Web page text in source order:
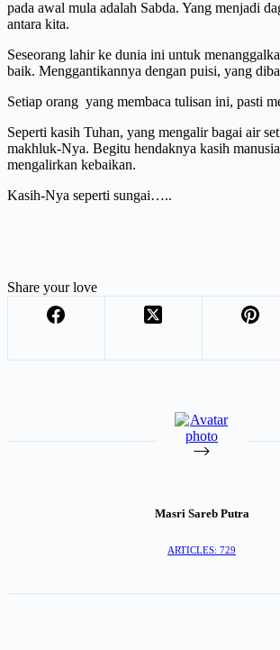
pada awal mula adalah Sabda. Yang menjadi
antara kita.
Seseorang lahir ke dunia ini untuk
baik. Menggantikannya dengan puisi, yang
Setiap orang yang membaca tulisan ini, pasti
Seperti kasih Tuhan, yang mengalir bagai air
makhluk-Nya. Begitu hendaknya kasih
mengalirkan kebaikan.
Kasih-Nya seperti sungai…..
Share your love
Masri Sareb Putra
ARTICLES: 729